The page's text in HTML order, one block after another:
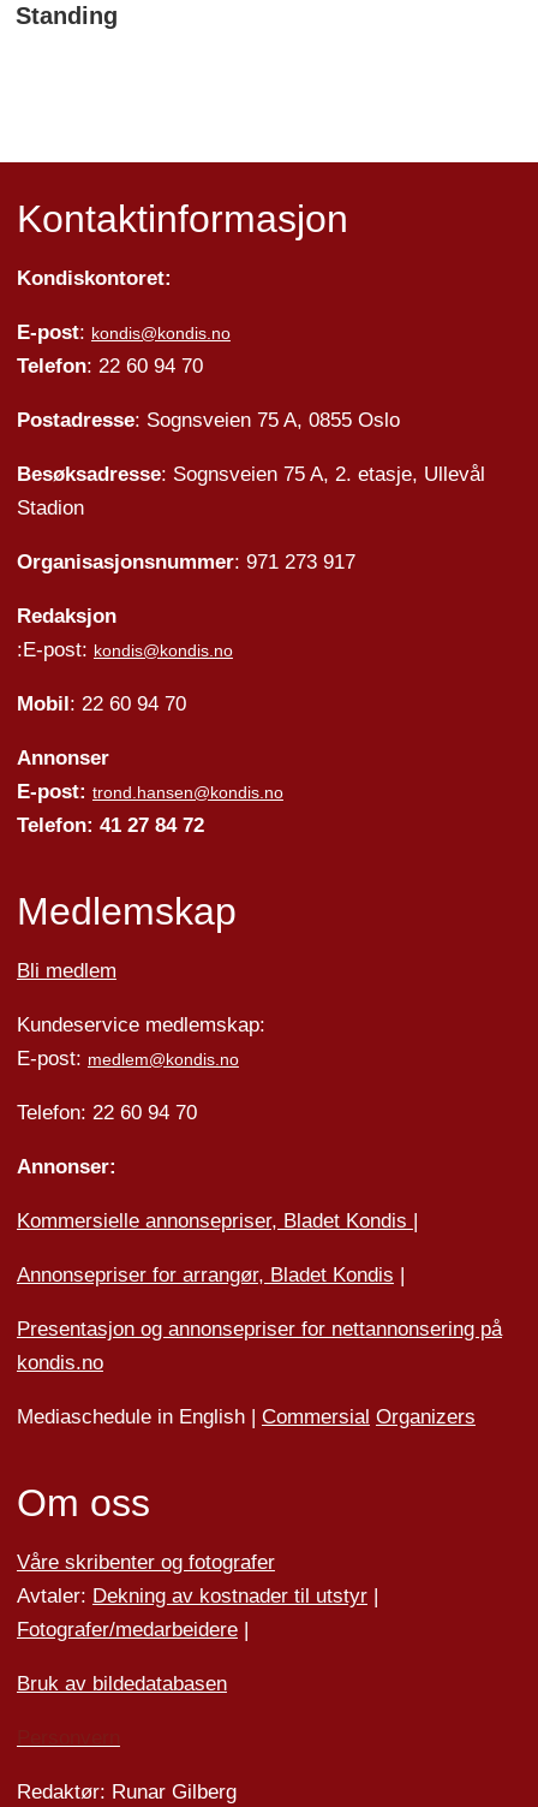
Standing
Kontaktinformasjon
Kondiskontoret:
E-post: kondis@kondis.no
Telefon: 22 60 94 70
Postadresse: Sognsveien 75 A, 0855 Oslo
Besøksadresse: Sognsveien 75 A, 2. etasje, Ullevål
Stadion
Organisasjonsnummer: 971 273 917
Redaksjon
:E-post: kondis@kondis.no
Mobil: 22 60 94 70
Annonser
E-post: trond.hansen@kondis.no
Telefon: 41 27 84 72
Medlemskap
Bli medlem
Kundeservice medlemskap:
E-post: medlem@kondis.no
Telefon: 22 60 94 70
Annonser:
Kommersielle annonsepriser, Bladet Kondis |
Annonsepriser for arrangør, Bladet Kondis |
Presentasjon og annonsepriser for nettannonsering på
kondis.no
Mediaschedule in English | Commersial Organizers
Om oss
Våre skribenter og fotografer
Avtaler: Dekning av kostnader til utstyr|
Fotografer/medarbeidere|
Bruk av bildedatabasen
Redaktør: Runar Gilberg